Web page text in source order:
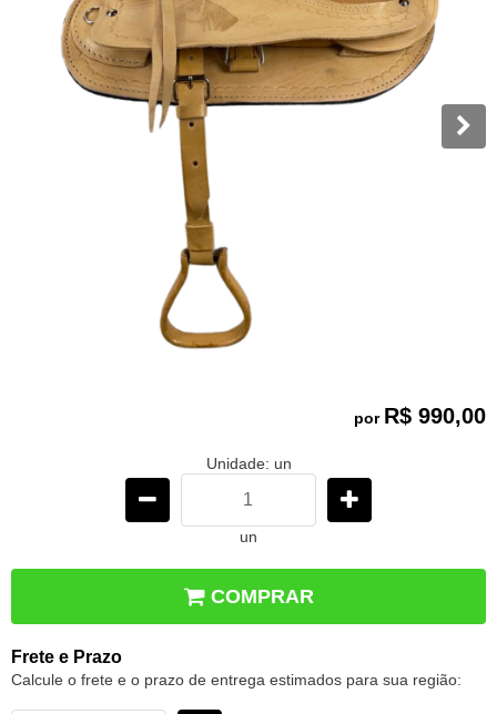
por R$ 990,00
Unidade: un
un
COMPRAR
Frete e Prazo
Calcule o frete e o prazo de entrega estimados para sua região: